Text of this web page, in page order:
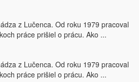
z Lučenca. Od roku 1979 pracoval
práce prišiel o prácu. Ako ...
z Lučenca. Od roku 1979 pracoval
práce prišiel o prácu. Ako ...